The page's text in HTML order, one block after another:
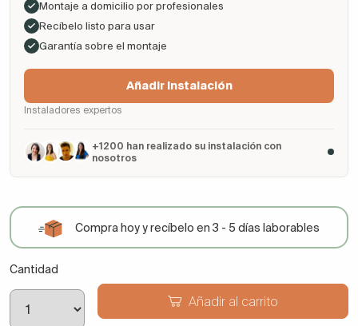
Montaje a domicilio por profesionales
Recíbelo listo para usar
Garantía sobre el montaje
Añadir Instalación
Instaladores expertos
+1200 han realizado su instalación con
nosotros
Compra hoy y recíbelo en 3 - 5 días laborables
Cantidad
Añadir al carrito